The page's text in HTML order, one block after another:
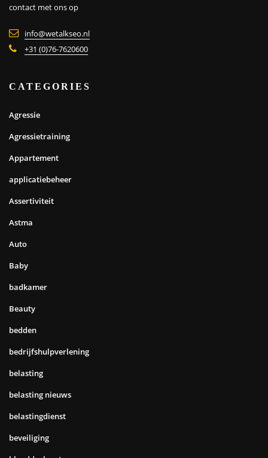
contact met ons op
info@wetalkseo.nl
+31 (0)76-7620600
CATEGORIES
Agressie
Agressietraining
Appartement
applicatiebeheer
Assertiviteit
Astma
Auto
Baby
badkamer
Beauty
bedden
bedrijfshulpverlening
belasting
belasting nieuws
belastingdienst
beveiliging